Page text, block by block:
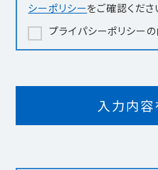
シーポリシーをご確認くださ
プライパシーポリシーの